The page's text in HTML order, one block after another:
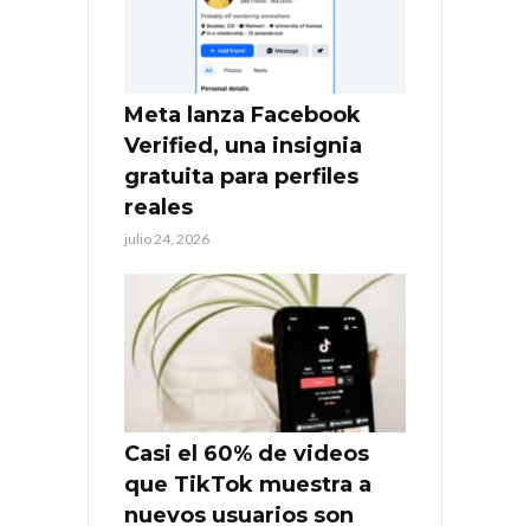
Meta lanza Facebook
Verified, una insignia
gratuita para perfiles
reales
julio 24, 2026
Casi el 60% de videos
que TikTok muestra a
nuevos usuarios son